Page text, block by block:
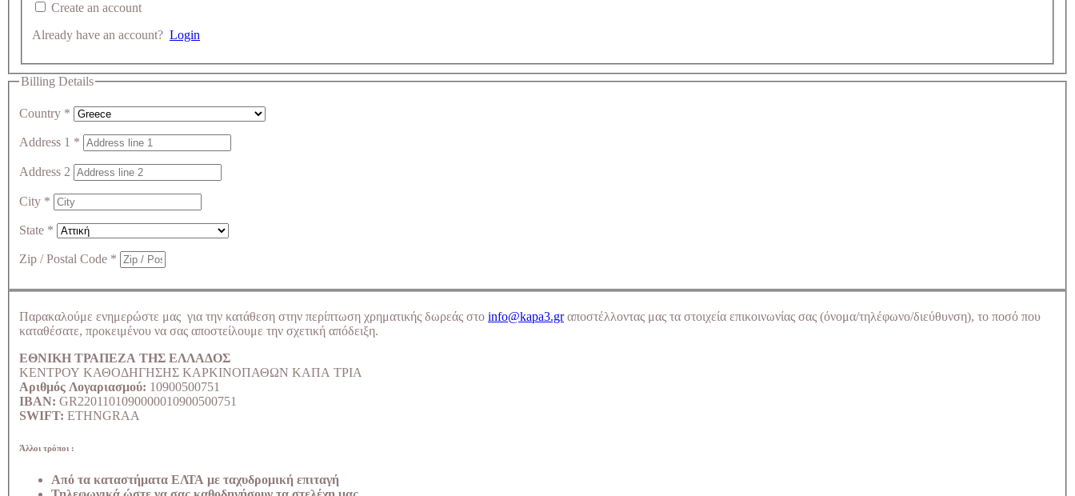
Create an account
Already have an account? Login
Billing Details
Country *
Address 1 *
Address 2
City *
State *
Zip / Postal Code *
Παρακαλούμε ενημερώστε μας για την κατάθεση στην περίπτωση χρηματικής δωρεάς στο info@kapa3.grαποστέλλοντας μας τα στοιχεία επικοινωνίας σας (όνομα/τηλέφωνο/διεύθυνση), το ποσό που
καταθέσατε, προκειμένου να σας αποστείλουμε την σχετική απόδειξη.
ΕΘΝΙΚΗ ΤΡΑΠΕΖΑ ΤΗΣ ΕΛΛΑΔΟΣ
ΚΕΝΤΡΟΥ ΚΑΘΟΔΗΓΗΣΗΣ ΚΑΡΚΙΝΟΠΑΘΩΝ ΚΑΠΑ ΤΡΙΑ
Αριθμός Λογαριασμού: 10900500751
IBAN: GR2201101090000010900500751
SWIFT: ETHNGRAA
Άλλοι τρόποι :
Από τα καταστήματα ΕΛΤΑ με ταχυδρομική επιταγή